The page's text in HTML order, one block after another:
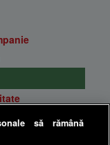
să rămână